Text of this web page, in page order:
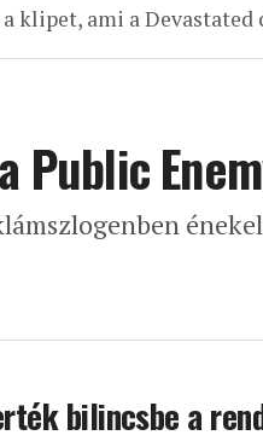
klipet, ami a
Public
bilincsbe a